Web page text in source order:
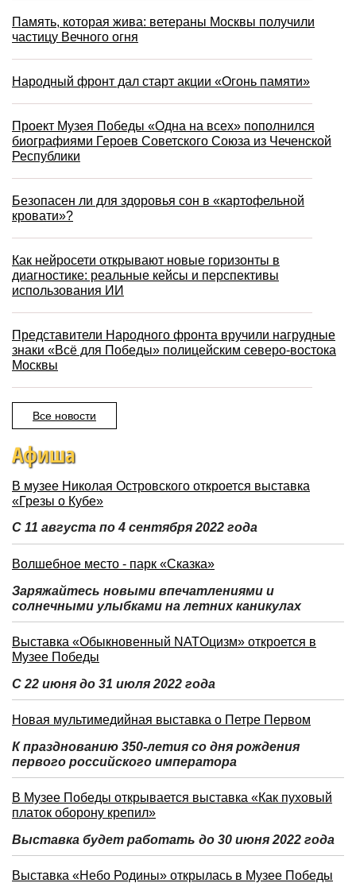
Память, которая жива: ветераны Москвы получили
частицу Вечного огня
Народный фронт дал старт акции «Огонь памяти»
Проект Музея Победы «Одна на всех» пополнился
биографиями Героев Советского Союза из Чеченской
Республики
Безопасен ли для здоровья сон в «картофельной
кровати»?
Как нейросети открывают новые горизонты в
диагностике: реальные кейсы и перспективы
использования ИИ
Представители Народного фронта вручили нагрудные
знаки «Всё для Победы» полицейским северо-востока
Москвы
Все новости
Афиша
В музее Николая Островского откроется выставка
«Грезы о Кубе»
С 11 августа по 4 сентября 2022 года
Волшебное место - парк «Сказка»
Заряжайтесь новыми впечатлениями и
солнечными улыбками на летних каникулах
Выставка «Обыкновенный NATOцизм» откроется в
Музее Победы
С 22 июня до 31 июля 2022 года
Новая мультимедийная выставка о Петре Первом
К празднованию 350-летия со дня рождения
первого российского императора
В Музее Победы открывается выставка «Как пуховый
платок оборону крепил»
Выставка будет работать до 30 июня 2022 года
Выставка «Небо Родины» открылась в Музее Победы